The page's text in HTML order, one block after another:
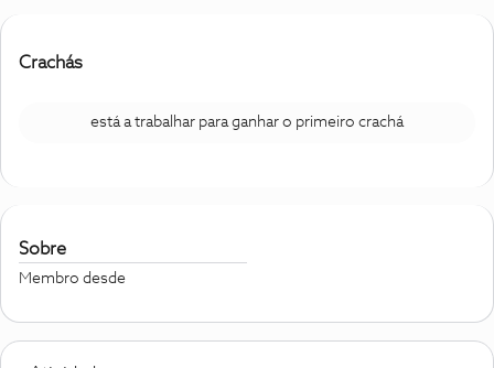
Crachás
está a trabalhar para ganhar o primeiro crachá
Sobre
Membro desde